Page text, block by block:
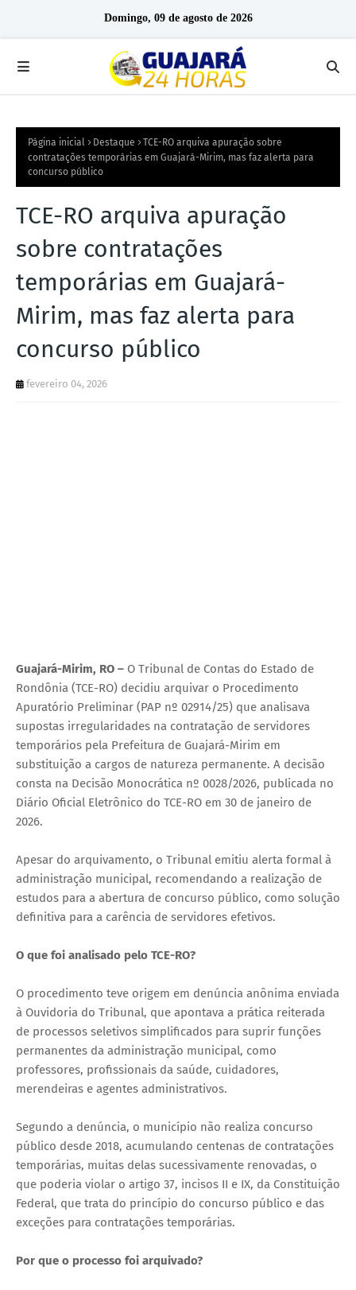
Domingo, 09 de agosto de 2026
Página inicial Destaque
TCE-RO arquiva apuração sobre
contratações temporárias em Guajará-Mirim, mas faz alerta para
concurso público
TCE-RO arquiva apuração
sobre contratações
temporárias em Guajará-
Mirim, mas faz alerta para
concurso público
fevereiro 04, 2026
Guajará-Mirim, RO – O Tribunal de Contas do Estado de
Rondônia (TCE-RO) decidiu arquivar o Procedimento
Apuratório Preliminar (PAP nº 02914/25) que analisava
supostas irregularidades na contratação de servidores
temporários pela Prefeitura de Guajará-Mirim em
substituição a cargos de natureza permanente. A decisão
consta na Decisão Monocrática nº 0028/2026, publicada no
Diário Oficial Eletrônico do TCE-RO em 30 de janeiro de
2026.
Apesar do arquivamento, o Tribunal emitiu alerta formal à
administração municipal, recomendando a realização de
estudos para a abertura de concurso público, como solução
definitiva para a carência de servidores efetivos.
O que foi analisado pelo TCE-RO?
O procedimento teve origem em denúncia anônima enviada
à Ouvidoria do Tribunal, que apontava a prática reiterada
de processos seletivos simplificados para suprir funções
permanentes da administração municipal, como
professores, profissionais da saúde, cuidadores,
merendeiras e agentes administrativos.
Segundo a denúncia, o município não realiza concurso
público desde 2018, acumulando centenas de contratações
temporárias, muitas delas sucessivamente renovadas, o
que poderia violar o artigo 37, incisos II e IX, da Constituição
Federal, que trata do princípio do concurso público e das
exceções para contratações temporárias.
Por que o processo foi arquivado?